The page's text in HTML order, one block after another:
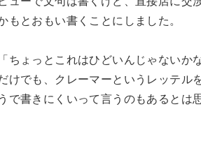
もとおもい書くことにしました。
ちょっとこれはひどいんじゃないか
けでも、クレーマーというレッテル
で書きにくいって言うのもあるとは